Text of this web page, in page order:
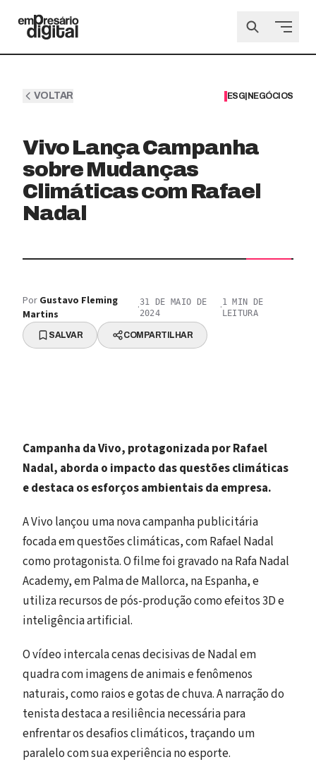
VOLTAR ESG|NEGÓCIOS
Vivo Lança Campanha
sobre Mudanças
Climáticas com Rafael
Nadal
Por Gustavo Fleming
Martins
·31 DE MAIO DE
2024
·1 MIN DE
LEITURA
SALVAR COMPARTILHAR
Campanha da Vivo, protagonizada por Rafael
Nadal, aborda o impacto das questões climáticas
e destaca os esforços ambientais da empresa.
A Vivo lançou uma nova campanha publicitária
focada em questões climáticas, com Rafael Nadal
como protagonista. O filme foi gravado na Rafa Nadal
Academy, em Palma de Mallorca, na Espanha, e
utiliza recursos de pós-produção como efeitos 3D e
inteligência artificial.
O vídeo intercala cenas decisivas de Nadal em
quadra com imagens de animais e fenômenos
naturais, como raios e gotas de chuva. A narração do
tenista destaca a resiliência necessária para
enfrentar os desafios climáticos, traçando um
paralelo com sua experiência no esporte.